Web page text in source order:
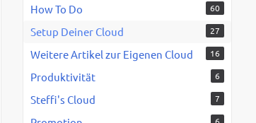
How To Do 60
Setup Deiner Cloud 27
Weitere Artikel zur Eigenen Cloud 16
Produktivität 6
Steffi's Cloud 7